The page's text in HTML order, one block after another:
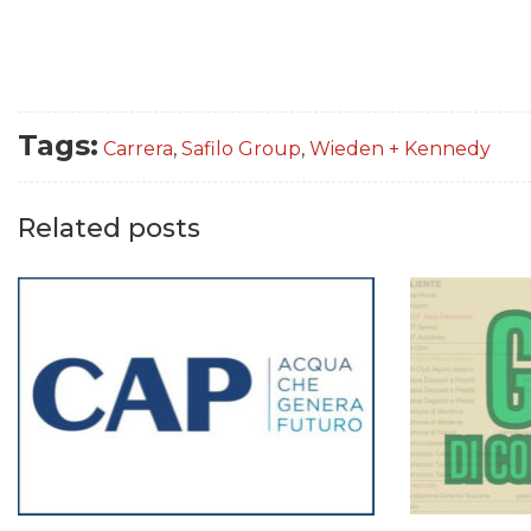
Tags: Carrera, Safilo Group, Wieden + Kennedy
Related posts